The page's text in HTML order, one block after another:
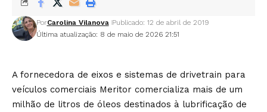
Última atualização: 8 de maio de 2026 21:51
PorCarolina Vilanova Publicado: 12 de abril de 2019
A fornecedora de eixos e sistemas de drivetrain para
veículos comerciais Meritor comercializa mais de um
milhão de litros de óleos destinados à lubrificação de